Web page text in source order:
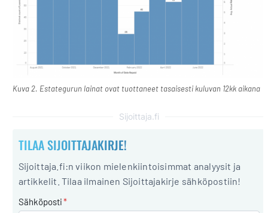
Kuva 2. Estategurun lainat ovat tuottaneet tasaisesti kuluvan 12kk aikana
Sijoittaja.fi
TILAA SIJOITTAJAKIRJE!
Sijoittaja.fi:n viikon mielenkiintoisimmat analyysit ja
artikkelit. Tilaa ilmainen Sijoittajakirje sähköpostiin!
Sähköposti*